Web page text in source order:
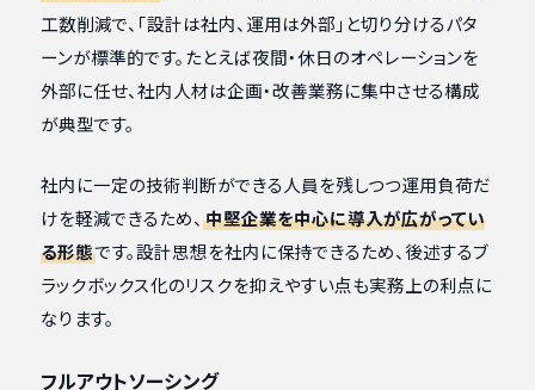
工数削減で、「設計は社内、運用は外部」と切り分けるパタ
ーンが標準的です。たとえば夜間・休日のオペレーションを
外部に任せ、社内人材は企画・改善業務に集中させる構成
が典型です。
社内に一定の技術判断ができる人員を残しつつ運用負荷だ
けを軽減できるため、 中堅企業を中心に導入が広がってい
る形態です。設計思想を社内に保持できるため、後述するブ
ラックボックス化のリスクを抑えやすい点も実務上の利点に
なります。
フルアウトソーシング